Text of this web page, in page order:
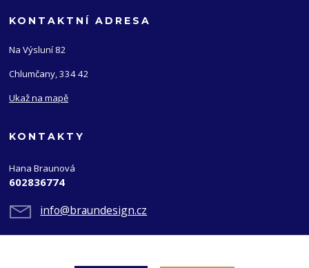
KONTAKTNÍ ADRESA
Na Výsluní 82
Chlumčany, 334 42
Ukaž na mapě
KONTAKTY
Hana Braunová
602836774
info@braundesign.cz